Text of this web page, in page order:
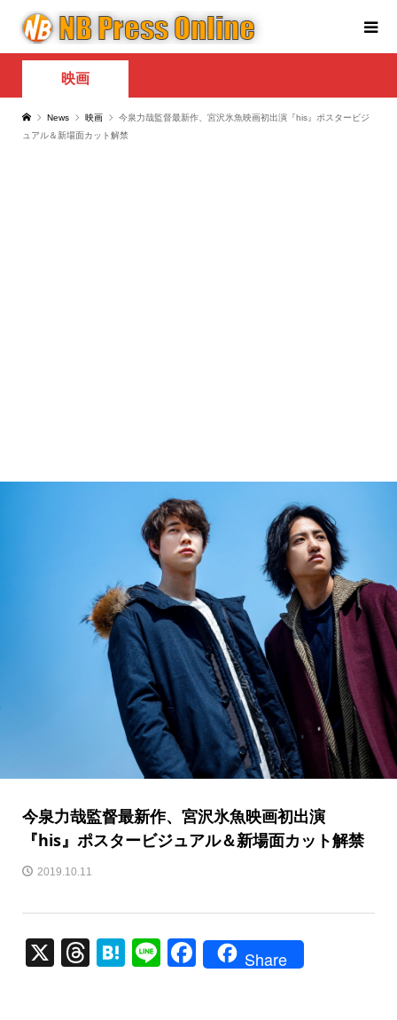
映画
News 映画
今泉力哉監督最新作、宮沢氷魚映画初出演『his』ポスタービジ
ュアル＆新場面カット解禁
今泉力哉監督最新作、宮沢氷魚映画初出演
『his』ポスタービジュアル＆新場面カット解禁
2019.10.11
X
T
H
Li
F
Share